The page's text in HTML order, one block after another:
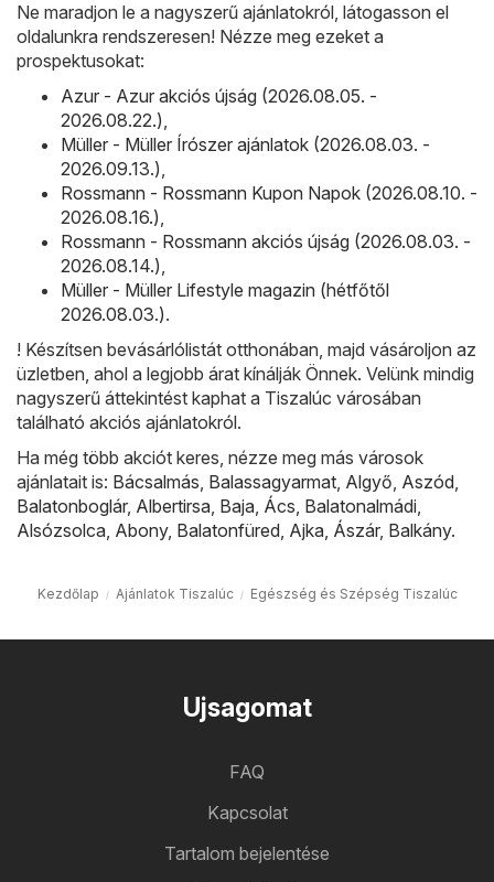
Ne maradjon le a nagyszerű ajánlatokról, látogasson el
oldalunkra rendszeresen! Nézze meg ezeket a
prospektusokat:
Azur - Azur akciós újság (2026.08.05. -
2026.08.22.),
Müller - Müller Írószer ajánlatok (2026.08.03. -
2026.09.13.),
Rossmann - Rossmann Kupon Napok (2026.08.10. -
2026.08.16.),
Rossmann - Rossmann akciós újság (2026.08.03. -
2026.08.14.),
Müller - Müller Lifestyle magazin (hétfőtől
2026.08.03.).
! Készítsen bevásárlólistát otthonában, majd vásároljon az
üzletben, ahol a legjobb árat kínálják Önnek. Velünk mindig
nagyszerű áttekintést kaphat a Tiszalúc városában
található akciós ajánlatokról.
Ha még több akciót keres, nézze meg más városok
ajánlatait is: Bácsalmás, Balassagyarmat, Algyő, Aszód,
Balatonboglár, Albertirsa, Baja, Ács, Balatonalmádi,
Alsózsolca, Abony, Balatonfüred, Ajka, Ászár, Balkány.
Kezdőlap Ajánlatok Tiszalúc Egészség és Szépség Tiszalúc
Ujsagomat
FAQ
Kapcsolat
Tartalom bejelentése